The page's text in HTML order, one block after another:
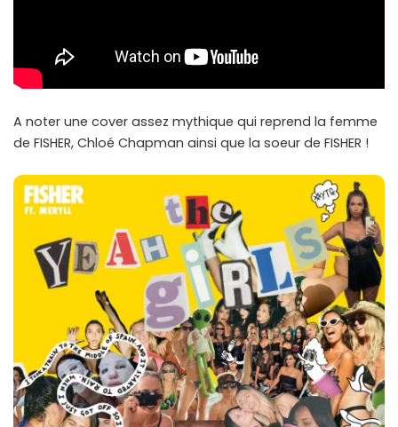
A noter une cover assez mythique qui reprend la femme
de FISHER, Chloé Chapman ainsi que la soeur de FISHER !